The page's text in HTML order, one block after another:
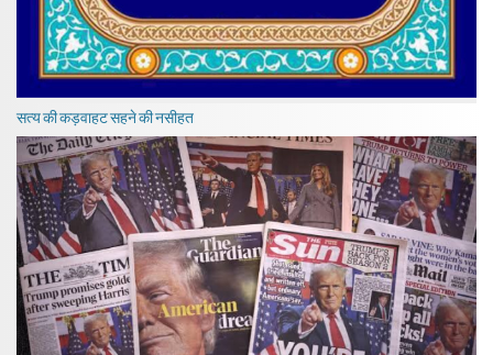
सत्य की कड़वाहट सहने की नसीहत